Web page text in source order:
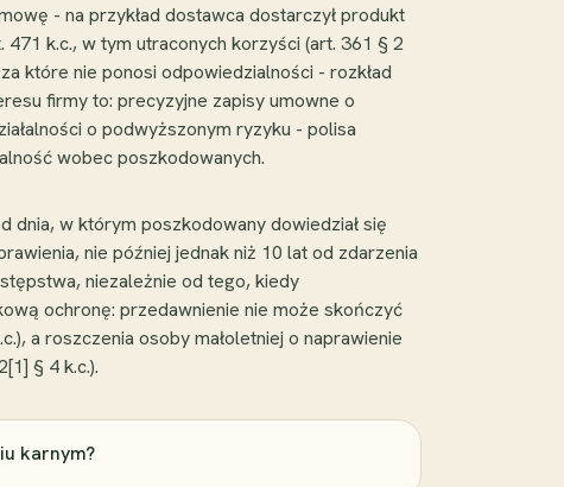
- na przykład dostawca dostarczył produkt
k.c., w tym utraconych korzyści (art. 361 § 2
które nie ponosi odpowiedzialności - rozkład
firmy to: precyzyjne zapisy umowne o
o podwyższonym ryzyku - polisa
wobec poszkodowanych.
dnia, w którym poszkodowany dowiedział się
nie później jednak niż 10 lat od zdarzenia
niezależnie od tego, kiedy
ochronę: przedawnienie nie może skończyć
a roszczenia osoby małoletniej o naprawienie
§ 4 k.c.).
karnym?